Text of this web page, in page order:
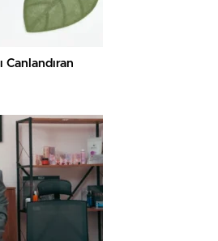
Canlandıran